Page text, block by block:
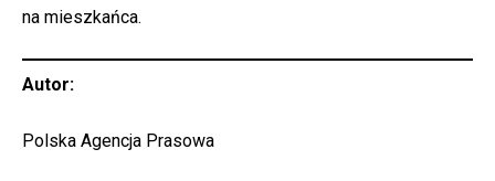
na mieszkańca.
Autor:
Polska Agencja Prasowa